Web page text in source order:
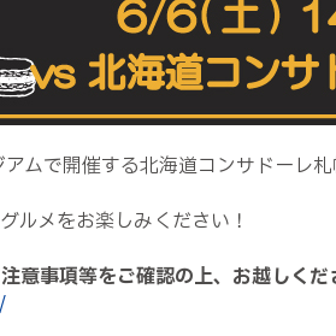
ムで開催する北海道コンサドーレ
ルメをお楽しみください！
意事項等をご確認の上、お越しくだ